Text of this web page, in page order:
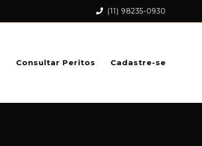
(11) 98235-0930
Consultar Peritos Cadastre-se